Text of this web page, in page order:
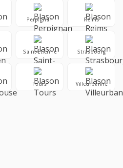
Perpignan Reims
Saint-Etienne Strasbourg
Tours Villeurbanne